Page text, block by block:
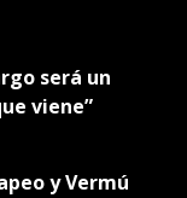
será un
viene”
y Vermú